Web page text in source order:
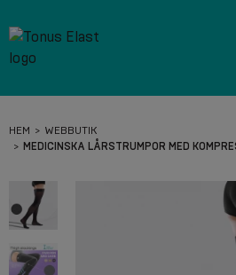
HEM
WEBBUTIK
MEDICINSKA LÅRSTRUMPOR MED